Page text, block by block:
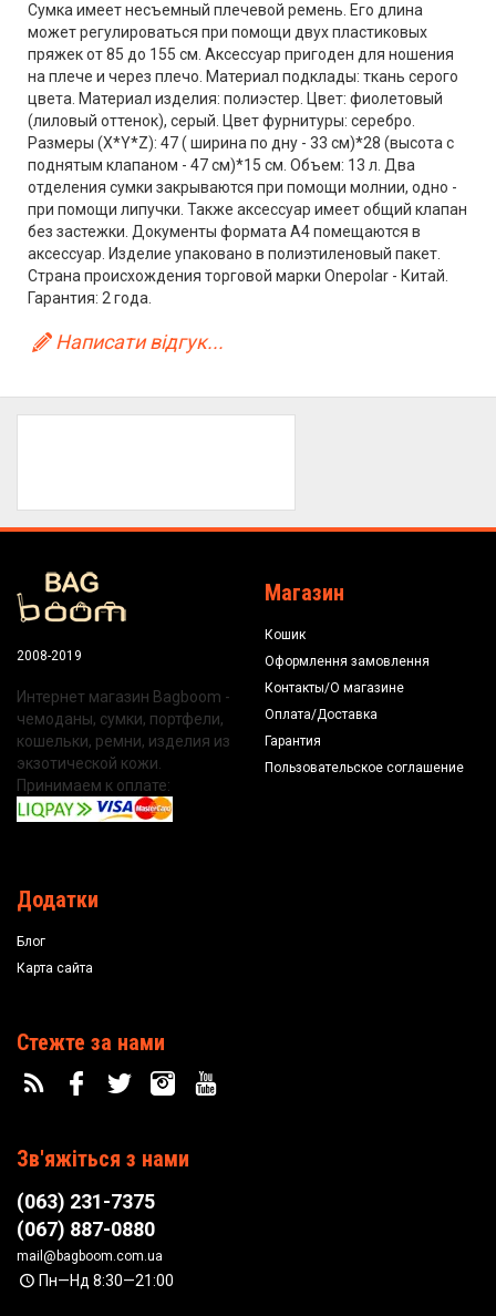
Сумка имеет несъемный плечевой ремень. Его длина
может регулироваться при помощи двух пластиковых
пряжек от 85 до 155 см. Аксессуар пригоден для ношения
на плече и через плечо. Материал подклады: ткань серого
цвета. Материал изделия: полиэстер. Цвет: фиолетовый
(лиловый оттенок), серый. Цвет фурнитуры: серебро.
Размеры (X*Y*Z): 47 ( ширина по дну - 33 см)*28 (высота с
поднятым клапаном - 47 см)*15 см. Объем: 13 л. Два
отделения сумки закрываются при помощи молнии, одно -
при помощи липучки. Также аксессуар имеет общий клапан
без застежки. Документы формата А4 помещаются в
аксессуар. Изделие упаковано в полиэтиленовый пакет.
Страна происхождения торговой марки Onepolar - Китай.
Гарантия: 2 года.
Написати відгук...
2008-2019
Интернет магазин Bagboom -
чемоданы, сумки, портфели,
кошельки, ремни, изделия из
экзотической кожи.
Принимаем к оплате:
Магазин
Кошик
Оформлення замовлення
Контакты/О магазине
Оплата/Доставка
Гарантия
Пользовательское соглашение
Додатки
Блог
Карта сайта
Стежте за нами
Зв'яжіться з нами
(063) 231-7375
(067) 887-0880
mail@bagboom.com.ua
Пн—Нд 8:30—21:00